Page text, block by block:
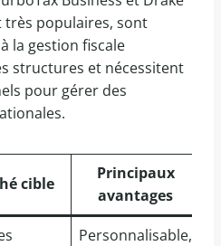
très populaires, sont
la gestion fiscale
structures et nécessitent
pour gérer des
cible
Principaux
avantages
Personnalisable,